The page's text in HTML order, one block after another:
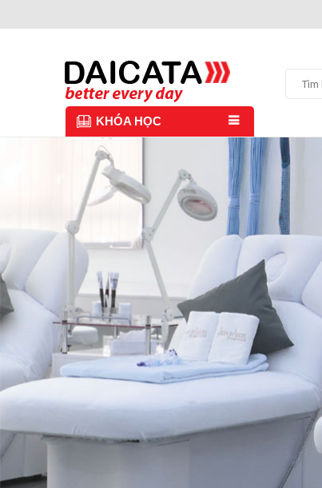
KHÓA HỌC